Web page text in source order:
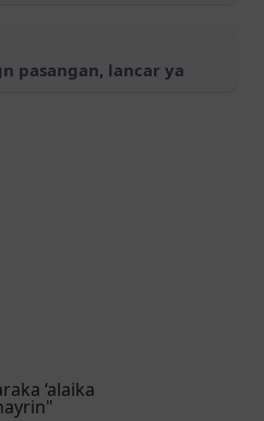
pasangan, lancar ya
‘alaika